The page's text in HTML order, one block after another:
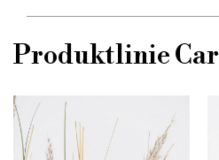
Produktlinie